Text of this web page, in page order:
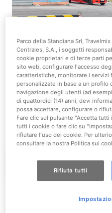
Posti
Parco della Standiana Srl,
Centrales, S.A., i soggetti
cookie proprietari e di terze parti
sito web, configurare l'accesso
caratteristiche, monitorare i
personalizzate in base a un profilo
navigazione degli utenti (ad
di quattordici (14) anni, devi
possa accettare, configurare o
Fare clic sul pulsante "Accetta
tutti i cookie o fare clic su
rifiutare l'uso dei cookie. Per
consultare la nostra Politica sui
Rifiuta tutti